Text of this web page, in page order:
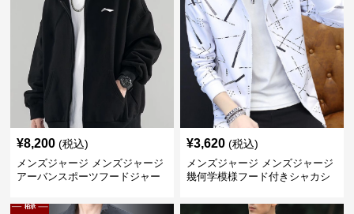
¥8,200 (税込)
メンズジャージ メンズジャージ
アーバンスポーツフードジャー
¥3,620 (税込)
メンズジャージ メンズジャージ
幾何学模様フード付きシャカシ